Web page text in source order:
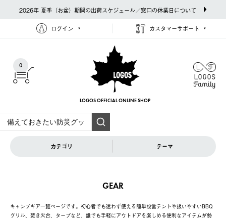
2026年 夏季（お盆）期間の出荷スケジュール／窓口の休業日について
ログイン カスタマーサポート
0
LOGOS OFFICIAL ONLINE SHOP
カテゴリ テーマ
GEAR
キャンプギア一覧ページです。初心者でも迷わず使える簡単設営テントや扱いやすいBBQ
グリル、焚き火台、タープなど、誰でも手軽にアウトドアを楽しめる便利なアイテムが勢